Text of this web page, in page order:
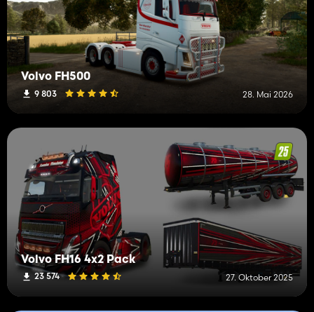
Volvo FH500
9 803 28. Mai 2026
Volvo FH16 4x2 Pack
23 574 27. Oktober 2025